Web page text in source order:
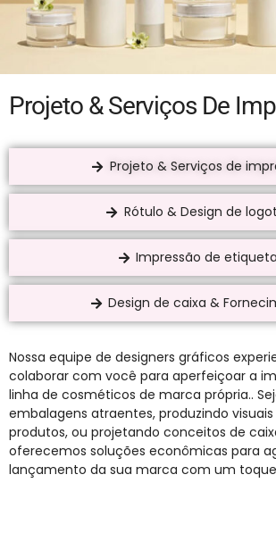
Projeto & Serviços De
Projeto & Serviços de
Rótulo & Design de
Impressão de
Design de caixa &
Nossa equipe de designers gráficos
colaborar com você para aperfeiçoar a
linha de cosméticos de marca própria..
embalagens atraentes, produzindo
produtos, ou projetando conceitos de
oferecemos soluções econômicas para
lançamento da sua marca com um